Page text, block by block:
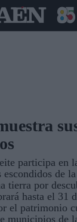
participa en
escondidos de
tierra por
hasta el 31
el patrimonio
municipios de